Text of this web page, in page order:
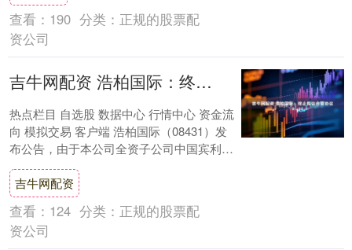
查看： 190 分类： 正规的股票配
资公司
吉牛网配资 浩柏国际：终止拟议合营协议
热点栏目 自选股 数据中心 行情中心 资金流
向 模拟交易 客户端 浩柏国际（08431）发
布公告，由于本公司全资子公司中国宾利投
资有限公司与胡建勇先生订立的拟议....
吉牛网配资
查看： 124 分类： 正规的股票配
资公司